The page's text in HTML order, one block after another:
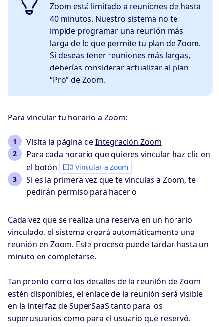
Zoom está limitado a reuniones de hasta
40 minutos. Nuestro sistema no te
impide programar una reunión más
larga de lo que permite tu plan de Zoom.
Si deseas tener reuniones más largas,
deberías considerar actualizar al plan
“Pro” de Zoom.
Para vincular tu horario a Zoom:
Visita la página deIntegración Zoom
Para cada horario que quieres vincular haz clic en
el botón
Vincular a Zoom
Si es la primera vez que te vinculas a Zoom, te
pedirán permiso para hacerlo
Cada vez que se realiza una reserva en un horario
vinculado, el sistema creará automáticamente una
reunión en Zoom. Este proceso puede tardar hasta un
minuto en completarse.
Tan pronto como los detalles de la reunión de Zoom
estén disponibles, el enlace de la reunión será visible
en la interfaz de SuperSaaS tanto para los
superusuarios como para el usuario que reservó.